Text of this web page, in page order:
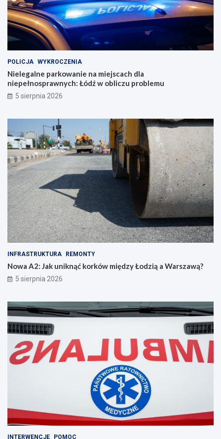
POLICJA WYKROCZENIA
Nielegalne parkowanie na miejscach dla
niepełnosprawnych: Łódź w obliczu problemu
5 sierpnia 2026
INFRASTRUKTURA REMONTY
Nowa A2: Jak uniknąć korków między Łodzią a Warszawą?
5 sierpnia 2026
INTERWENCJE POMOC